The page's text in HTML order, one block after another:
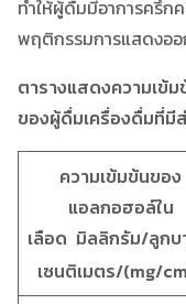
ทำให้ผู้ดื่มมีอาการครึก
พฤติกรรมการแสดงอ
ตารางแสดงความเข้
ของผู้ดื่มเครื่องดื่มที่
ความเข้มข้นของ
แอลกอฮอล์ใน
เลือด มิลลิกรัม/ลูกบ
เซนติเมตร/(mg/cm